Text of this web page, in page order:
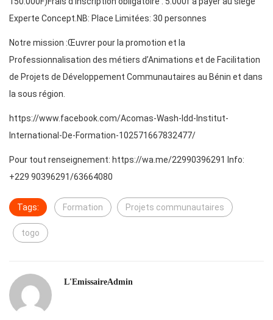
Experte Concept.NB: Place Limitées: 30 personnes
Notre mission :Œuvrer pour la promotion et la
Professionnalisation des métiers d’Animations et de Facilitation
de Projets de Développement Communautaires au Bénin et dans
la sous région.
https://www.facebook.com/Acomas-Wash-Idd-Institut-
International-De-Formation-102571667832477/
Pour tout renseignement: https://wa.me/22990396291 Info:
+229 90396291/63664080
Tags: Formation Projets communautaires
togo
L'EmissaireAdmin